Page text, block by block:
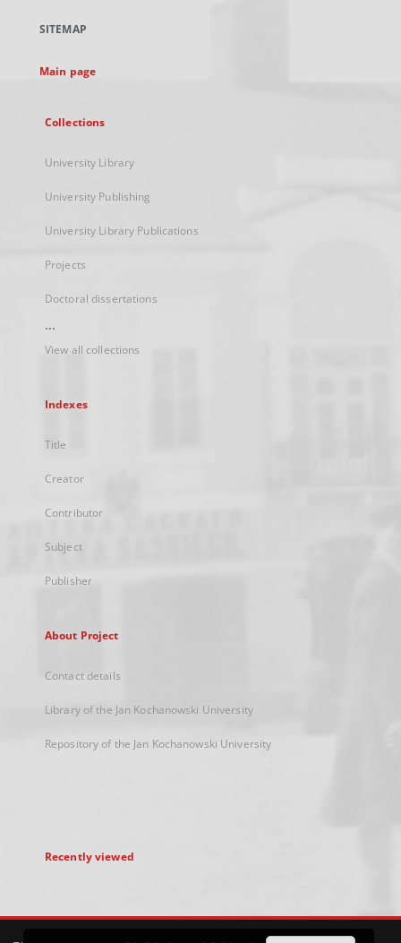
new
SITEMAP
Main page
Collections
University Library
University Publishing
University Library Publications
Projects
Doctoral dissertations
...
View all collections
Indexes
Title
Creator
Contributor
Subject
Publisher
About Project
Contact details
Library of the Jan Kochanowski University
Repository of the Jan Kochanowski University
Recently viewed